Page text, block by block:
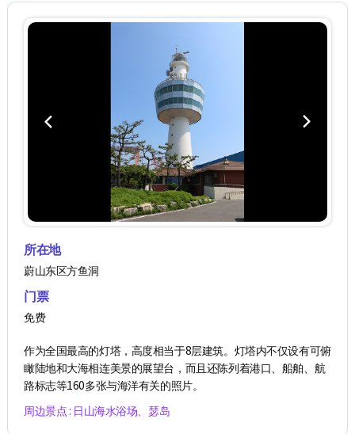
所在地
蔚山东区方鱼洞
门票
免费
作为全国最高的灯塔，高度相当于8层建筑。灯塔内不仅设有可俯
瞰陆地和大海相连美景的展望台，而且还陈列着港口、船舶、航
路标志等160多张与海洋有关的照片。
周边景点 : 日山海水浴场、瑟岛